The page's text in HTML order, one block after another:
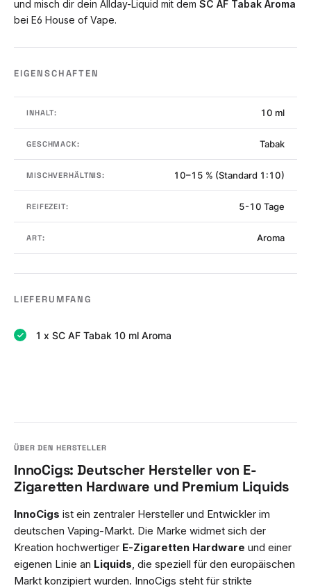
und misch dir dein Allday-Liquid mit dem SC AF Tabak Aroma
bei E6 House of Vape.
EIGENSCHAFTEN
INHALT: 10 ml
GESCHMACK: Tabak
MISCHVERHÄLTNIS: 10–15 % (Standard 1:10)
REIFEZEIT: 5-10 Tage
ART: Aroma
LIEFERUMFANG
1 x SC AF Tabak 10 ml Aroma
InnoCigs: Deutscher Hersteller von E-
Zigaretten Hardware und Premium Liquids
InnoCigs ist ein zentraler Hersteller und Entwickler im
deutschen Vaping-Markt. Die Marke widmet sich der
Kreation hochwertiger E-Zigaretten Hardware und einer
eigenen Linie an Liquids , die speziell für den europäischen
Markt konzipiert wurden. InnoCigs steht für strikte